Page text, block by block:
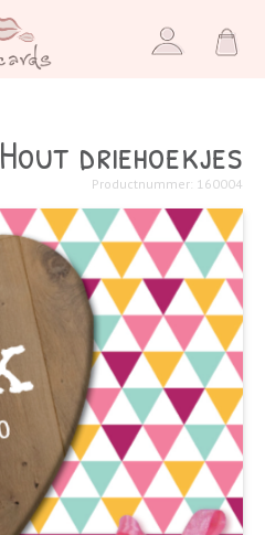
Hout driehoekjes
Productnummer: 160004